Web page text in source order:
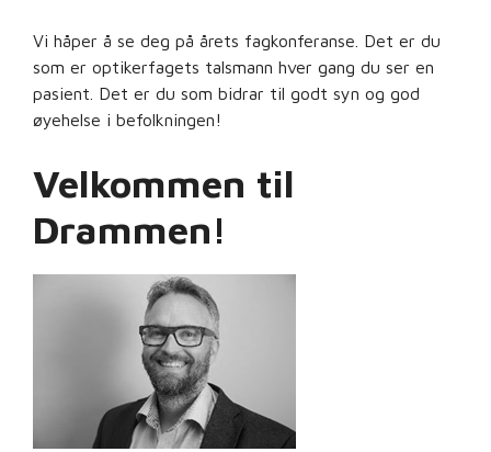
Vi håper å se deg på årets fagkonferanse. Det er du
som er optikerfagets talsmann hver gang du ser en
pasient. Det er du som bidrar til godt syn og god
øyehelse i befolkningen!
Velkommen til
Drammen!